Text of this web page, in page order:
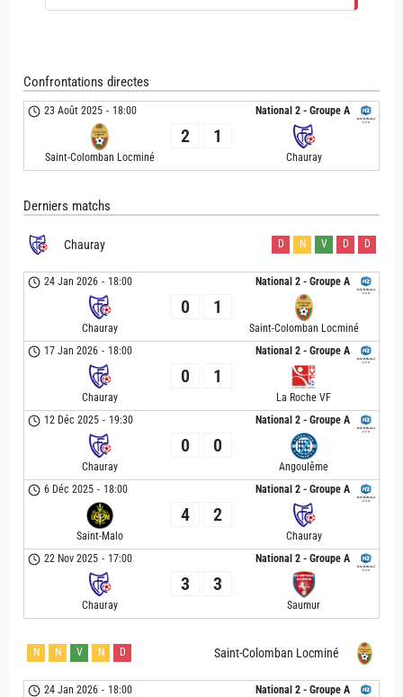
Confrontations directes
National 2 - Groupe A
23 Août 2025 - 18:00
Saint-Colomban Locminé
2 1
Chauray
Derniers matchs
Chauray D N V D D
National 2 - Groupe A
24 Jan 2026 - 18:00
Chauray
0 1
Saint-Colomban Locminé
National 2 - Groupe A
17 Jan 2026 - 18:00
Chauray
0 1
La Roche VF
National 2 - Groupe A
12 Déc 2025 - 19:30
Chauray
0 0
Angoulême
National 2 - Groupe A
6 Déc 2025 - 18:00
Saint-Malo
4 2
Chauray
National 2 - Groupe A
22 Nov 2025 - 17:00
Chauray
3 3
Saumur
Saint-Colomban Locminé
N N V N D
National 2 - Groupe A
24 Jan 2026 - 18:00